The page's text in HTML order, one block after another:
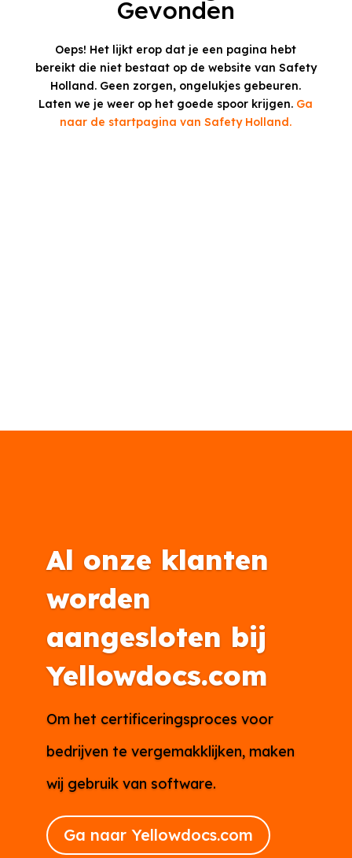
Gevonden
Oeps! Het lijkt erop dat je een pagina hebt
bereikt die niet bestaat op de website van Safety
Holland. Geen zorgen, ongelukjes gebeuren.
Laten we je weer op het goede spoor krijgen. Ga
naar de startpagina van Safety Holland.
Al onze klanten
worden
aangesloten bij
Yellowdocs.com
Om het certificeringsproces voor
bedrijven te vergemakklijken, maken
wij gebruik van software.
Ga naar Yellowdocs.com